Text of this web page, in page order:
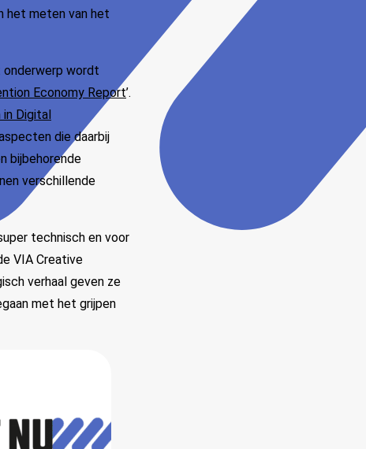
het meten van het
onderwerp wordt
Economy Report’.
in Digital
die daarbij
bijbehorende
verschillende
technisch en voor
VIA Creative
verhaal geven ze
met het grijpen